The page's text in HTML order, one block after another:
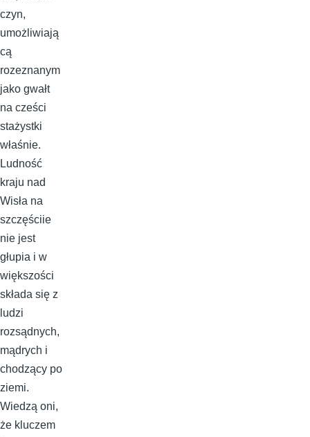
czyn,
umożliwiają
cą
rozeznanym
jako gwałt
na cześci
stażystki
właśnie.
Ludność
kraju nad
Wisła na
szczęściie
nie jest
głupia i w
większości
składa się z
ludzi
rozsądnych,
mądrych i
chodzący po
ziemi.
Wiedzą oni,
że kluczem